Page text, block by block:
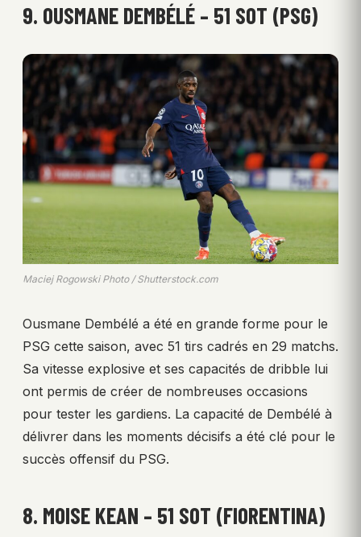
9. OUSMANE DEMBÉLÉ – 51 SOT (PSG)
Maciej Rogowski Photo / Shutterstock.com
Ousmane Dembélé a été en grande forme pour le
PSG cette saison, avec 51 tirs cadrés en 29 matchs.
Sa vitesse explosive et ses capacités de dribble lui
ont permis de créer de nombreuses occasions
pour tester les gardiens. La capacité de Dembélé à
délivrer dans les moments décisifs a été clé pour le
succès offensif du PSG.
8. MOISE KEAN – 51 SOT (FIORENTINA)